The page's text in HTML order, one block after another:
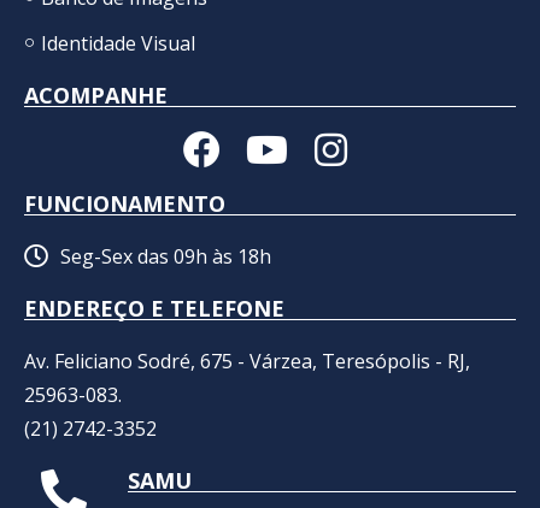
Identidade Visual
ACOMPANHE
FUNCIONAMENTO
Seg-Sex das 09h às 18h
ENDEREÇO E TELEFONE
Av. Feliciano Sodré, 675 - Várzea, Teresópolis - RJ,
25963-083.
(21) 2742-3352​
SAMU